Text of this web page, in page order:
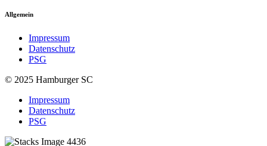
Allgemein
Impressum
Datenschutz
PSG
© 2025 Hamburger SC
Impressum
Datenschutz
PSG